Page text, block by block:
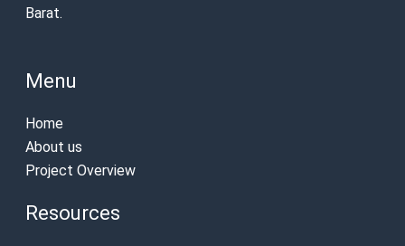
Barat.
Menu
Home
About us
Project Overview
Resources